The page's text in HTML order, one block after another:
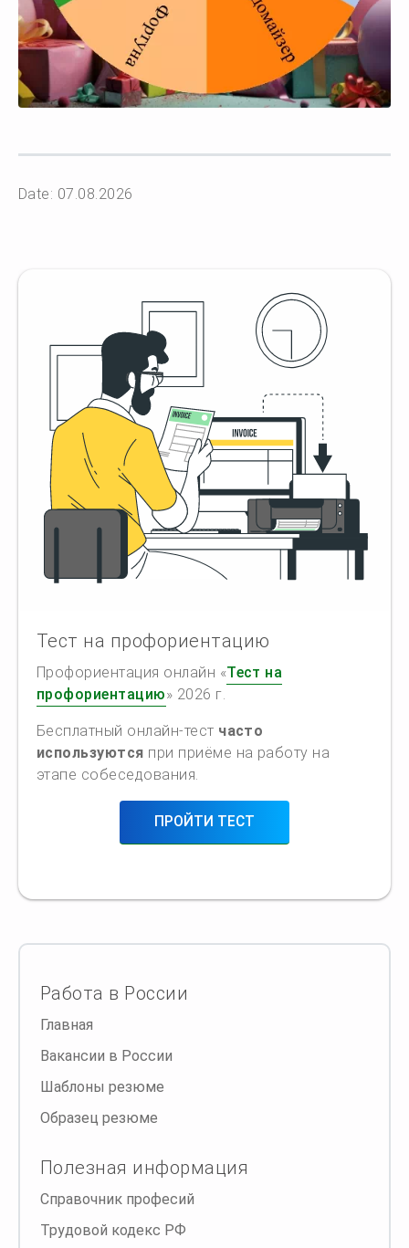
Date: 07.08.2026
Тест на профориентацию
Профориентация онлайн «Тест на
профориентацию» 2026 г.
Бесплатный онлайн-тест часто
используются при приёме на работу на
этапе собеседования.
ПРОЙТИ ТЕСТ
Работа в России
Главная
Вакансии в России
Шаблоны резюме
Образец резюме
Полезная информация
Справочник професий
Трудовой кодекс РФ